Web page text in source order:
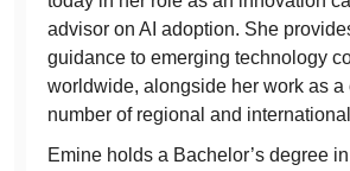
advisor on AI adoption. She
guidance to emerging technology
worldwide, alongside her work as a
number of regional and
Emine holds a Bachelor’s degree